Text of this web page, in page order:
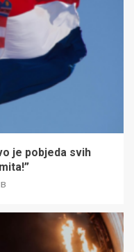
je pobjeda svih